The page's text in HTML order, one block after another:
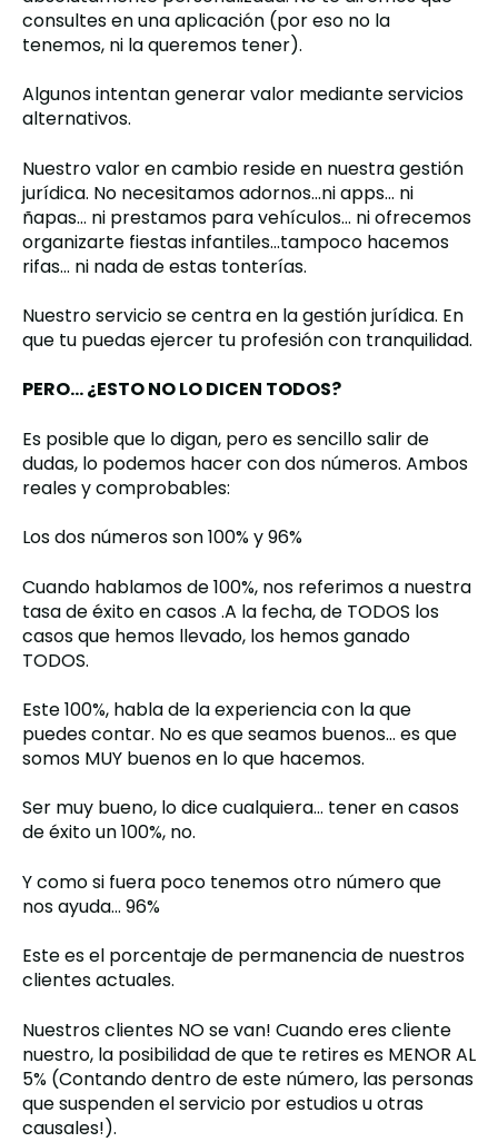
consultes en una aplicación (por eso no la
tenemos, ni la queremos tener).
Algunos intentan generar valor mediante servicios
alternativos.
Nuestro valor en cambio reside en nuestra gestión
jurídica. No necesitamos adornos…ni apps… ni
ñapas… ni prestamos para vehículos… ni ofrecemos
organizarte fiestas infantiles…tampoco hacemos
rifas… ni nada de estas tonterías.
Nuestro servicio se centra en la gestión jurídica. En
que tu puedas ejercer tu profesión con tranquilidad.
PERO… ¿ESTO NO LO DICEN TODOS?
Es posible que lo digan, pero es sencillo salir de
dudas, lo podemos hacer con dos números. Ambos
reales y comprobables:
Los dos números son 100% y 96%
Cuando hablamos de 100%, nos referimos a nuestra
tasa de éxito en casos .A la fecha, de TODOS los
casos que hemos llevado, los hemos ganado
TODOS.
Este 100%, habla de la experiencia con la que
puedes contar. No es que seamos buenos… es que
somos MUY buenos en lo que hacemos.
Ser muy bueno, lo dice cualquiera… tener en casos
de éxito un 100%, no.
Y como si fuera poco tenemos otro número que
nos ayuda… 96%
Este es el porcentaje de permanencia de nuestros
clientes actuales.
Nuestros clientes NO se van! Cuando eres cliente
nuestro, la posibilidad de que te retires es MENOR AL
5% (Contando dentro de este número, las personas
que suspenden el servicio por estudios u otras
causales!).